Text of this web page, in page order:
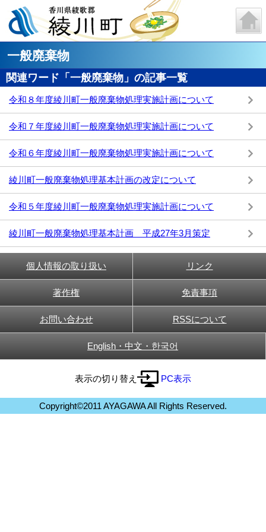
一般廃棄物
関連ワード「一般廃棄物」の記事一覧
令和８年度綾川町一般廃棄物処理実施計画について
令和７年度綾川町一般廃棄物処理実施計画について
令和６年度綾川町一般廃棄物処理実施計画について
綾川町一般廃棄物処理基本計画の改定について
令和５年度綾川町一般廃棄物処理実施計画について
綾川町一般廃棄物処理基本計画 平成27年3月策定
個人情報の取り扱い リンク
著作権 免責事項
お問い合わせ RSSについて
English・中文・한국어
表示の切り替え PC表示
Copyright©2011 AYAGAWA All Rights Reserved.